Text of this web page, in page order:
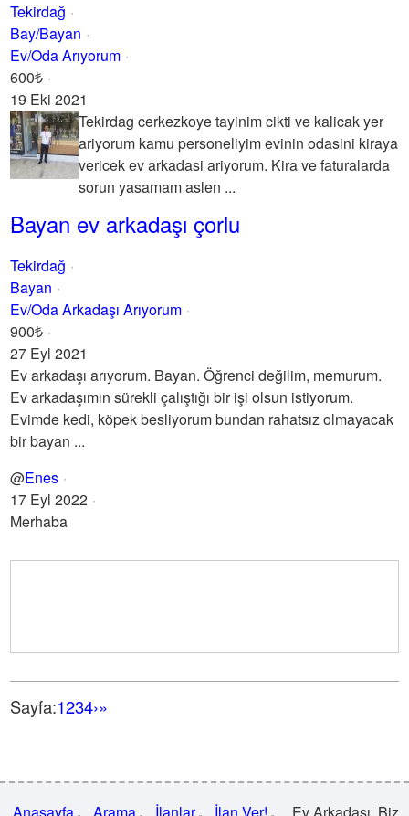
Tekirdağ
Bay/Bayan
Ev/Oda Arıyorum
600₺
19 Eki 2021
Tekirdag cerkezkoye tayinim cikti ve kalicak yer
ariyorum kamu personeliyim evinin odasini kiraya
vericek ev arkadasi ariyorum. Kira ve faturalarda
sorun yasamam aslen ...
Bayan ev arkadaşı çorlu
Tekirdağ
Bayan
Ev/Oda Arkadaşı Arıyorum
900₺
27 Eyl 2021
Ev arkadaşı arıyorum. Bayan. Öğrenci değilim, memurum.
Ev arkadaşımın sürekli çalıştığı bir işi olsun istiyorum.
Evimde kedi, köpek besliyorum bundan rahatsız olmayacak
bir bayan ...
@Enes
17 Eyl 2022
Merhaba
Sayfa:1234›»